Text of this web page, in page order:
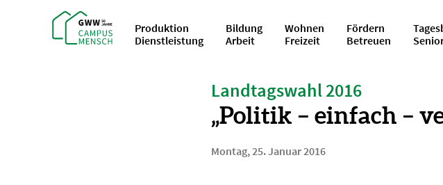
Produktion
Dienstleistung
Bildung
Arbeit
Wohnen
Freizeit
Fördern
Betreuen
Landtagswahl 2016
„Politik – einfach –
Montag, 25. Januar 2016